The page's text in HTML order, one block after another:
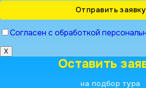
Согласен с обработкой
X
Оставить
на подбор тура